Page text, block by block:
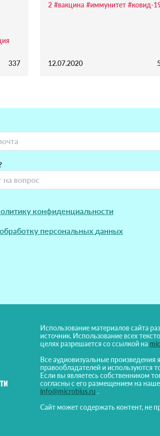
337
2 #вакцина #иммунитет #ковид-
12.07.2020
конфиденциальности
обработку персональных данных
Использование материалов сайта
источник. Использование всех
целях разрешается со ссылкой на
Все аудиовизуальные произведения
правообладателей и используются
Если вы являетесь собственником
согласны с его размещением на
info@microbius.ru .
Сайт может содержать контент, не